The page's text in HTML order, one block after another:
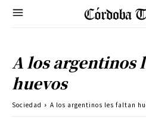
A los argentinos
huevos
Sociedad A los argentinos les faltan